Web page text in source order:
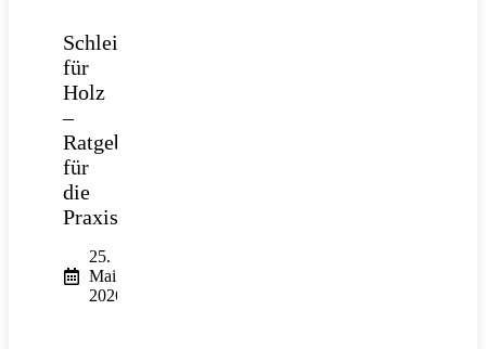
Schleifpapier
für
Holz
–
Ratgeber
für
die
Praxis
25.
Mai
2026